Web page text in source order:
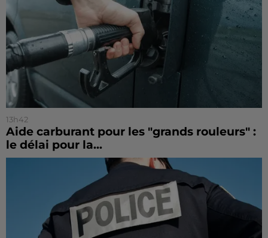
13h42
Aide carburant pour les "grands rouleurs" :
le délai pour la...